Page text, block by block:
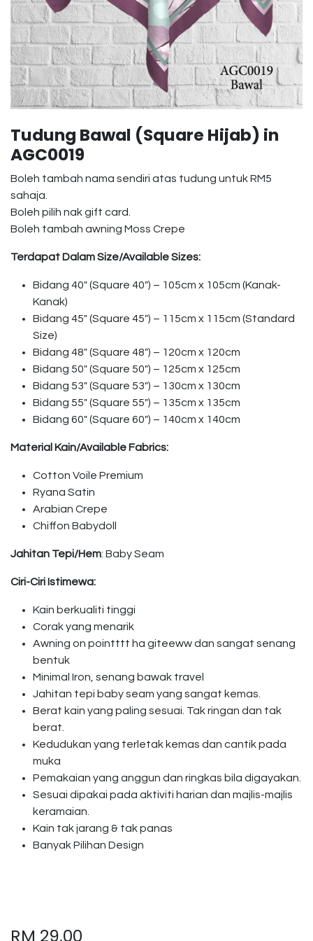
Tudung Bawal (Square Hijab) in
AGC0019
Boleh tambah nama sendiri atas tudung untuk RM5
sahaja.
Boleh pilih nak gift card.
Boleh tambah awning Moss Crepe
Terdapat Dalam Size/Available Sizes:
Bidang 40″ (Square 40″) – 105cm x 105cm (Kanak-
Kanak)
Bidang 45″ (Square 45″) – 115cm x 115cm (Standard
Size)
Bidang 48″ (Square 48″) – 120cm x 120cm
Bidang 50″ (Square 50″) – 125cm x 125cm
Bidang 53″ (Square 53″) – 130cm x 130cm
Bidang 55″ (Square 55″) – 135cm x 135cm
Bidang 60″ (Square 60″) – 140cm x 140cm
Material Kain/Available Fabrics:
Cotton Voile Premium
Ryana Satin
Arabian Crepe
Chiffon Babydoll
Jahitan Tepi/Hem: Baby Seam
Ciri-Ciri Istimewa:
Kain berkualiti tinggi
Corak yang menarik
Awning on pointttt ha giteeww dan sangat senang
bentuk
Minimal Iron, senang bawak travel
Jahitan tepi baby seam yang sangat kemas.
Berat kain yang paling sesuai. Tak ringan dan tak
berat.
Kedudukan yang terletak kemas dan cantik pada
muka
Pemakaian yang anggun dan ringkas bila digayakan.
Sesuai dipakai pada aktiviti harian dan majlis-majlis
keramaian.
Kain tak jarang & tak panas
Banyak Pilihan Design
RM 29.00